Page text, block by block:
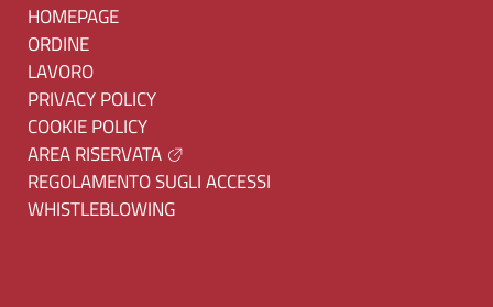
HOMEPAGE
ORDINE
LAVORO
PRIVACY POLICY
COOKIE POLICY
AREA RISERVATA
REGOLAMENTO SUGLI ACCESSI
WHISTLEBLOWING